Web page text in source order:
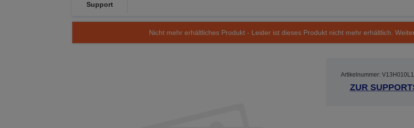
Support
Nicht mehr erhältliches Produkt - Leider ist dieses Produkt nicht mehr erhältlich.
Artikelnummer:
ZUR